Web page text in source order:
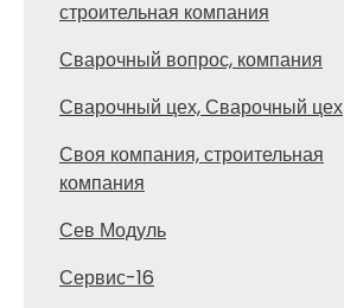
строительная компания
Сварочный вопрос, компания
Сварочный цех, Сварочный цех
Своя компания, строительная
компания
Сев Модуль
Сервис-16